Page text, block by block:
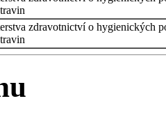
zdravotnictví o hygienických